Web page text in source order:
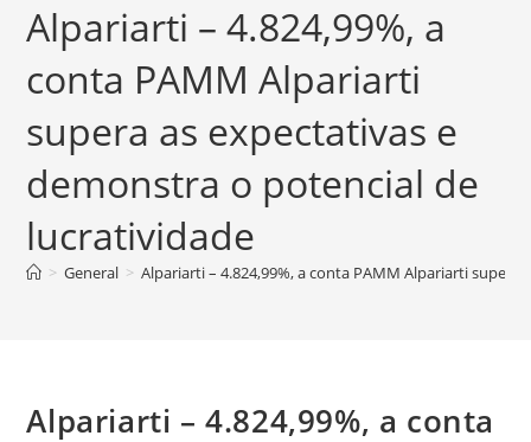
Alpariarti – 4.824,99%, a
conta PAMM Alpariarti
supera as expectativas e
demonstra o potencial de
lucratividade
> General > Alpariarti – 4.824,99%, a conta PAMM Alpariarti
Alpariarti – 4.824,99%, a conta